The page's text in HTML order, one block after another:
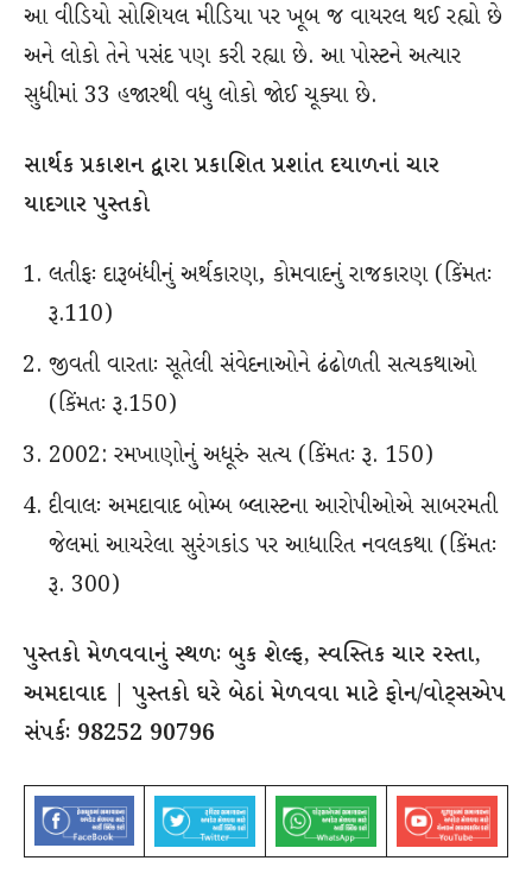
આ વીડિયો સોશિયલ મીડિયા પર ખૂબ જ વાયરલ થઈ રહ્યો છે
અને લોકો તેને પસંદ પણ કરી રહ્યા છે. આ પોસ્ટને અત્યાર
સુધીમાં 33 હજારથી વધુ લોકો જોઈ ચૂક્યા છે.
સાર્થક પ્રકાશન દ્વારા પ્રકાશિત પ્રશાંત દયાળનાં ચાર
યાદગાર પુસ્તકો
લતીફઃ દારૂબંધીનું અર્થકારણ, કોમવાદનું રાજકારણ (કિંમતઃ
રૂ.110)
જીવતી વારતાઃ સૂતેલી સંવેદનાઓને ઢંઢોળતી સત્યકથાઓ
(કિંમતઃ રૂ.150)
2002: રમખાણોનું અધૂરું સત્ય (કિંમતઃ રૂ. 150)
દીવાલઃ અમદાવાદ બોમ્બ બ્લાસ્ટના આરોપીઓએ સાબરમતી
જેલમાં આચરેલા સુરંગકાંડ પર આધારિત નવલકથા (કિંમતઃ
રૂ. 300)
પુસ્તકો મેળવવાનું સ્થળઃ બુક શેલ્ફ, સ્વસ્તિક ચાર રસ્તા,
અમદાવાદ | પુસ્તકો ઘરે બેઠાં મેળવવા માટે ફોન/વોટ્સએપ
સંપર્કઃ 98252 90796